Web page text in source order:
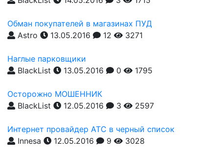
Обман покупателей в магазинах ПУД
Astro
13.05.2016 12 3271
Наглые парковщики
BlackList
13.05.2016 0 1795
Осторожно МОШЕННИК
BlackList
12.05.2016 3 2597
Интернет провайдер АТС в черный список
Innesa
12.05.2016 9 3028